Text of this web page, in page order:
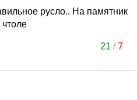
русло.. На памятник
21 /7